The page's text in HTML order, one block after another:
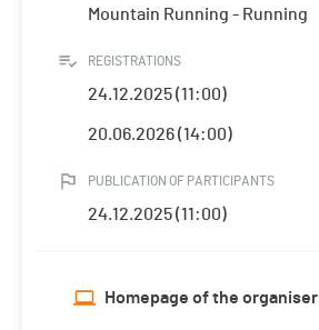
Mountain Running - Running
REGISTRATIONS
24.12.2025 (11:00)
20.06.2026 (14:00)
PUBLICATION OF PARTICIPANTS
24.12.2025 (11:00)
Homepage of the organiser